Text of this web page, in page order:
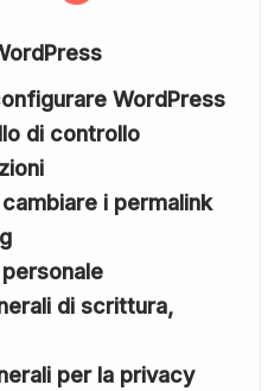
WordPress
di controllo
i permalink
di scrittura,
per la privacy